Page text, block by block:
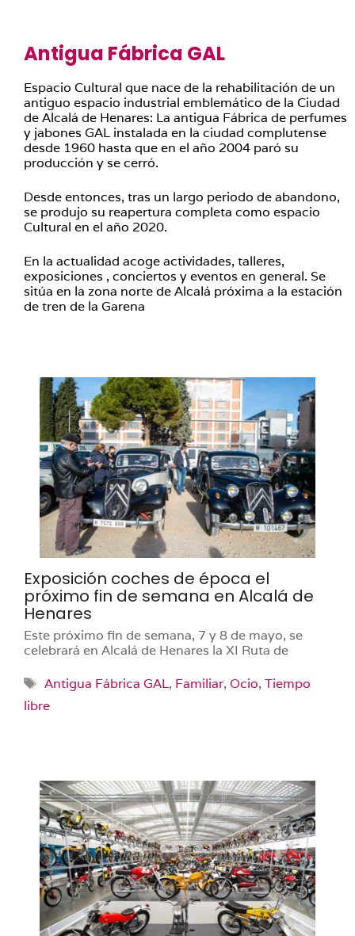
Antigua Fábrica GAL
Espacio Cultural que nace de la rehabilitación de un
antiguo espacio industrial emblemático de la Ciudad
de Alcalá de Henares: La antigua Fábrica de perfumes
y jabones GAL instalada en la ciudad complutense
desde 1960 hasta que en el año 2004 paró su
producción y se cerró.
Desde entonces, tras un largo periodo de abandono,
se produjo su reapertura completa como espacio
Cultural en el año 2020.
En la actualidad acoge actividades, talleres,
exposiciones , conciertos y eventos en general. Se
sitúa en la zona norte de Alcalá próxima a la estación
de tren de la Garena
Exposición coches de época el
próximo fin de semana en Alcalá de
Henares
Este próximo fin de semana, 7 y 8 de mayo, se
celebrará en Alcalá de Henares la XI Ruta de
Etiquetas
Antigua Fábrica GAL, Familiar, Ocio, Tiempo
libre